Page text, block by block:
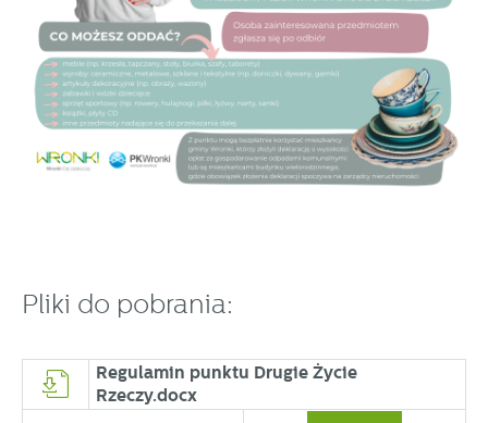
Pliki do pobrania:
Regulamin punktu Drugie Życie
Rzeczy.docx